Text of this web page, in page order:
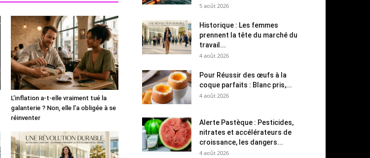
L’inflation a-t-elle vraiment tué la
galanterie ? Non, elle l’a obligée à se
réinventer
5 août 2026
Historique : Les femmes
prennent la tête du marché du
travail...
4 août 2026
Pour Réussir des œufs à la
coque parfaits : Blanc pris,...
4 août 2026
Alerte Pastèque : Pesticides,
nitrates et accélérateurs de
croissance, les dangers...
4 août 2026